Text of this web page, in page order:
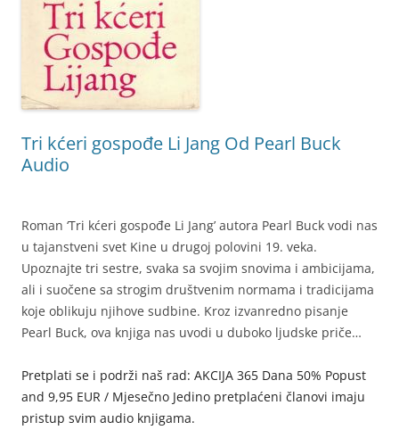
Tri kćeri gospođe Li Jang Od Pearl Buck
Audio
Roman ‘Tri kćeri gospođe Li Jang’ autora Pearl Buck vodi nas
u tajanstveni svet Kine u drugoj polovini 19. veka.
Upoznajte tri sestre, svaka sa svojim snovima i ambicijama,
ali i suočene sa strogim društvenim normama i tradicijama
koje oblikuju njihove sudbine. Kroz izvanredno pisanje
Pearl Buck, ova knjiga nas uvodi u duboko ljudske priče…
Pretplati se i podrži naš rad: AKCIJA 365 Dana 50% Popust
and 9,95 EUR / Mjesečno Jedino pretplaćeni članovi imaju
pristup svim audio knjigama.